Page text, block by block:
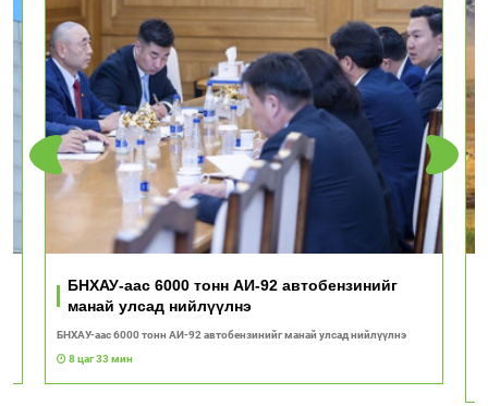
БНХАУ-аас 6000 тонн АИ-92 автобензинийг
манай улсад нийлүүлнэ
БНХАУ-аас 6000 тонн АИ-92 автобензинийг манай улсад нийлүүлнэ
8 цаг 33 мин